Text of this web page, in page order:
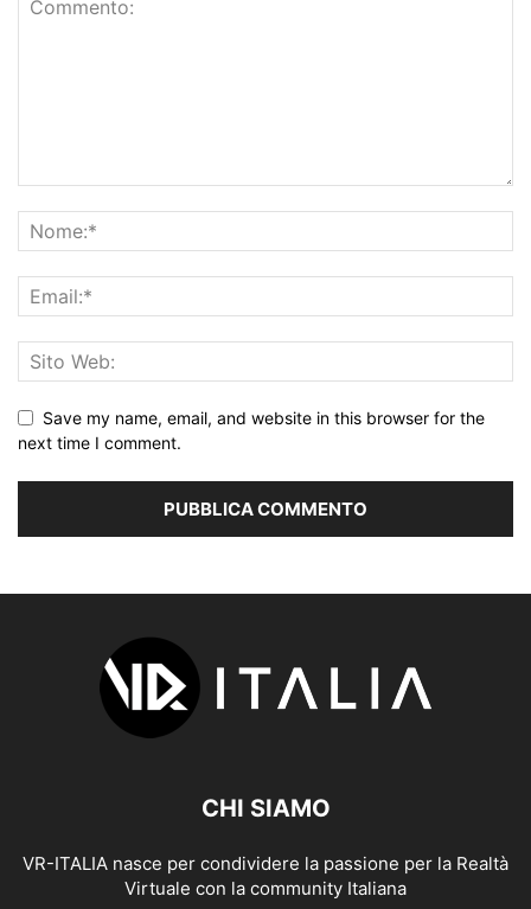
Save my name, email, and website in this browser for the
next time I comment.
CHI SIAMO
VR-ITALIA nasce per condividere la passione per la Realtà
Virtuale con la community Italiana